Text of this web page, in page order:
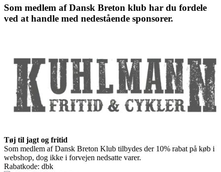
Som medlem af Dansk Breton klub har du fordele
ved at handle med nedestående sponsorer.
Tøj til jagt og fritid
Som medlem af Dansk Breton Klub tilbydes der 10% rabat på køb i
webshop, dog ikke i forvejen nedsatte varer.
Rabatkode: dbk